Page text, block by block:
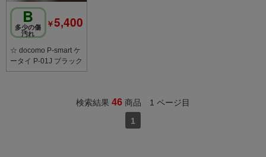
B
多少の傷
汚れ
￥5,400
☆ docomo P-smart ケ
ータイ P-01J ブラック
検索結果 46 商品 1 ページ目
1